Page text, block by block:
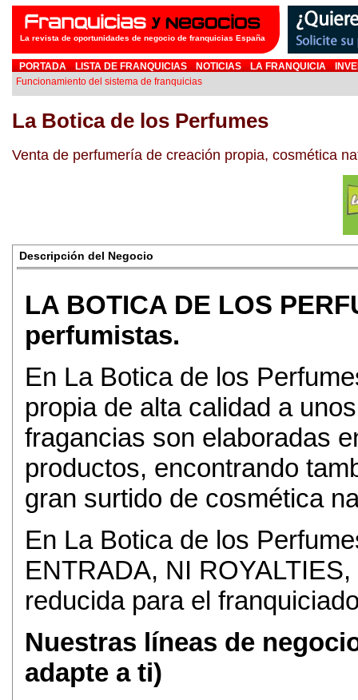
La revista de oportunidades de negocio de franquicias España
PORTADA LISTA DE FRANQUICIAS NOTICIAS LA FRANQUICIA
Funcionamiento del sistema de franquicias
La Botica de los Perfumes
Venta de perfumería de creación propia, cosmética
Descripción del Negocio
LA BOTICA DE LOS
perfumistas.
En La Botica de los
propia de alta calidad a
fragancias son elaboradas
productos, encontrando
gran surtido de cosmética
En La Botica de los
ENTRADA, NI
reducida para el
Nuestras líneas de
adapte a ti)